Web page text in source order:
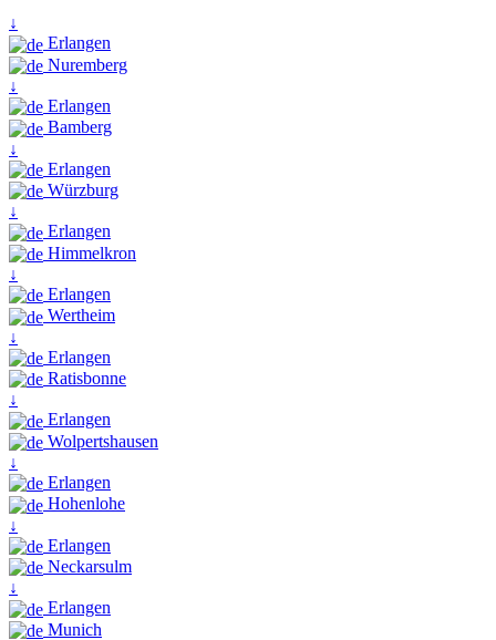
↓
Erlangen
Nuremberg
↓
Erlangen
Bamberg
↓
Erlangen
Würzburg
↓
Erlangen
Himmelkron
↓
Erlangen
Wertheim
↓
Erlangen
Ratisbonne
↓
Erlangen
Wolpertshausen
↓
Erlangen
Hohenlohe
↓
Erlangen
Neckarsulm
↓
Erlangen
Munich